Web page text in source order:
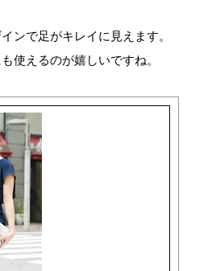
ンで足がキレイに見えます。
使えるのが嬉しいですね。